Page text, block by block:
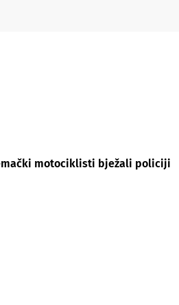
motociklisti bježali policiji